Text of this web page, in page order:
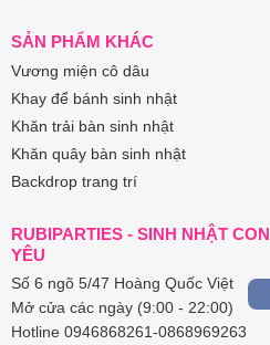
SẢN PHẨM KHÁC
Vương miện cô dâu
Khay để bánh sinh nhật
Khăn trải bàn sinh nhật
Khăn quây bàn sinh nhật
Backdrop trang trí
RUBIPARTIES - SINH NHẬT CON
YÊU
Số 6 ngõ 5/47 Hoàng Quốc Việt
Mở cửa các ngày (9:00 - 22:00)
Hotline 0946868261-0868969263